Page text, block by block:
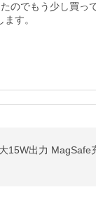
のでもう少し買っ
す。
15W出力